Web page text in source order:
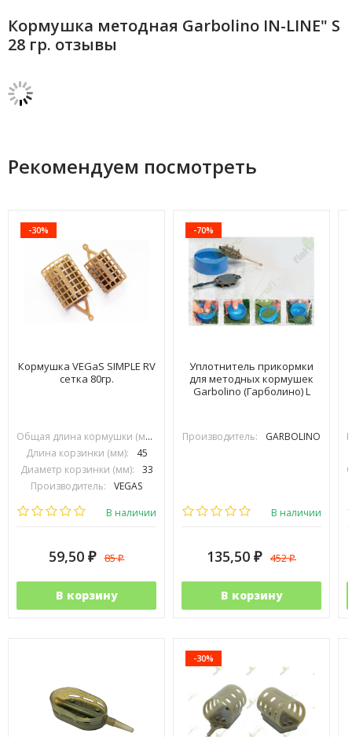
Кормушка методная Garbolino IN-LINE" S
28 гр. отзывы
Рекомендуем посмотреть
-30%
Кормушка VEGaS SIMPLE RV
сетка 80гр.
Общая длина кормушки (мм):
Длина корзинки (мм):
45
Диаметр корзинки (мм):
33
Производитель:
VEGAS
В наличии
59,50 ₽ 85₽
В корзину
-70%
Уплотнитель прикормки
для методных кормушек
Garbolino (Гарболино) L
Производитель: GARBOLINO
В наличии
135,50 ₽ 452₽
В корзину
-30%